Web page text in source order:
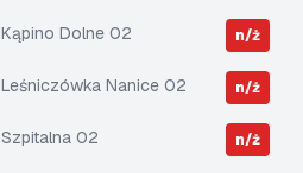
Kąpino Dolne 02 n/ż
Leśniczówka Nanice 02 n/ż
Szpitalna 02 n/ż